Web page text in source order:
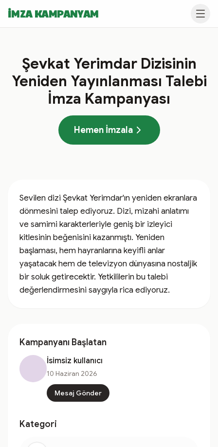
İMZA KAMPANYAM
Şevkat Yerimdar Dizisinin
Yeniden Yayınlanması Talebi
İmza Kampanyası
Hemen İmzala
Sevilen dizi Şevkat Yerimdar'ın yeniden ekranlara
dönmesini talep ediyoruz. Dizi, mizahi anlatımı
ve samimi karakterleriyle geniş bir izleyici
kitlesinin beğenisini kazanmıştı. Yeniden
başlaması, hem hayranlarına keyifli anlar
yaşatacak hem de televizyon dünyasına nostaljik
bir soluk getirecektir. Yetkililerin bu talebi
değerlendirmesini saygıyla rica ediyoruz.
Kampanyanı Başlatan
İsimsiz kullanıcı
10 Haziran 2026
Mesaj Gönder
Kategori